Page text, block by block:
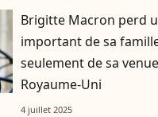
Brigitte Macron perd
important de sa
seulement de sa
Royaume-Uni
4 juillet 2025